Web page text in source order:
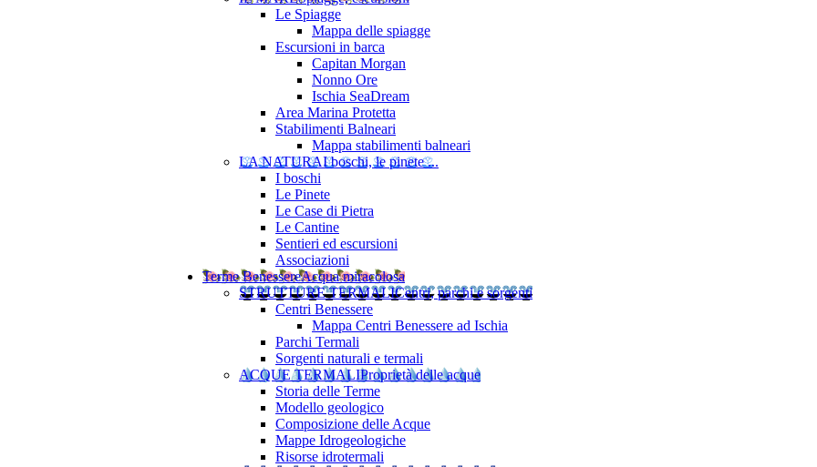
Le Spiagge
Mappa delle spiagge
Escursioni in barca
Capitan Morgan
Nonno Ore
Ischia SeaDream
Area Marina Protetta
Stabilimenti Balneari
Mappa stabilimenti balneari
LA NATURAI boschi, le pinete ...
I boschi
Le Pinete
Le Case di Pietra
Le Cantine
Sentieri ed escursioni
Associazioni
Terme BenessereAcqua miracolosa
STRUTTURE TERMALICentri, parchi e sorgenti
Centri Benessere
Mappa Centri Benessere ad Ischia
Parchi Termali
Sorgenti naturali e termali
ACQUE TERMALIProprietà delle acque
Storia delle Terme
Modello geologico
Composizione delle Acque
Mappe Idrogeologiche
Risorse idrotermali